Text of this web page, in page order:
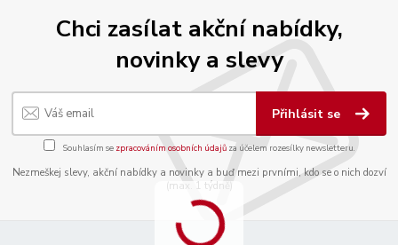
Chci zasílat akční nabídky,
novinky a slevy
Přihlásit se
Souhlasím se zpracováním osobních údajůza účelem rozesílky newsletteru.
Nezmeškej slevy, akční nabídky a novinky a buď mezi prvními, kdo se o nich dozví
(max. 1 týdně)